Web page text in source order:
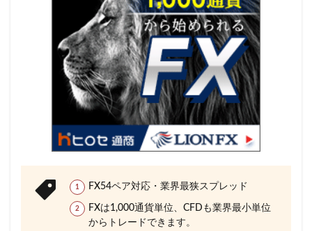
FX54ペア対応・業界最狭スプレッド
FXは1,000通貨単位、CFDも業界最小単位
からトレードできます。